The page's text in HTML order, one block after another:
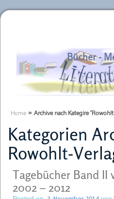
Bücher -
Home » Archive nach Kategire
Kategorien
Rowohlt-
Tagebücher Band II
2002 – 2012